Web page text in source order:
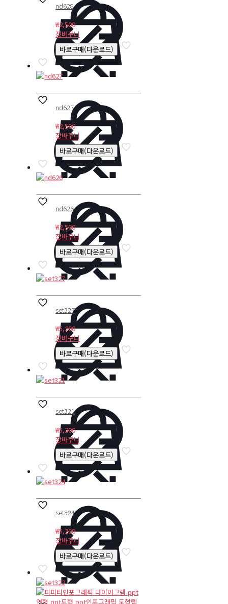
nd628
₩2,500
장바구니
바로구매(다운로드)
nd627
₩2,500
장바구니
바로구매(다운로드)
nd626
₩2,500
장바구니
바로구매(다운로드)
set327
₩5,200
장바구니
바로구매(다운로드)
set321
₩5,200
장바구니
바로구매(다운로드)
set324
₩5,200
장바구니
바로구매(다운로드)